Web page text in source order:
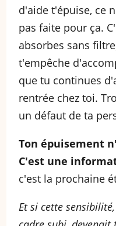
d'aide t'épuise, ce
pas faite pour ça.
absorbes sans
t'empêche
que tu continues
rentrée chez toi.
un défaut de ta
Ton épuisement
C'est une
c'est la prochaine
Et si cette